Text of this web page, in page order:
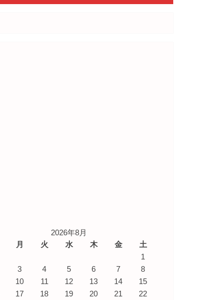
2026年8月
月 火 水 木 金
土
1
3 4 5 6 7
8
10 11 12 13 14
15
17 18 19 20 21 22